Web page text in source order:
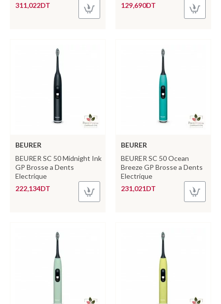
311,022DT
129,690DT
BEURER
BEURER SC 50 Midnight Ink
GP Brosse a Dents
Electrique
222,134DT
BEURER
BEURER SC 50 Ocean
Breeze GP Brosse a Dents
Electrique
231,021DT